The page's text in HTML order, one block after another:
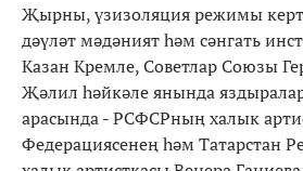
Җырны, үзизоляция режимы
дәүләт мәдәният һәм сәнгать
Казан Кремле, Советлар Союзы
Җәлил һәйкәле янында
арасында - РСФСРның халык
Федерациясенең һәм Татарстан